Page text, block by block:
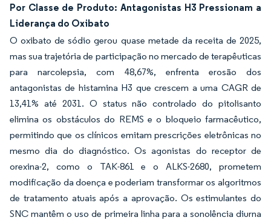
Por Classe de Produto: Antagonistas H3 Pressionam a
Liderança do Oxibato
O oxibato de sódio gerou quase metade da receita de 2025,
mas sua trajetória de participação no mercado de terapêuticas
para narcolepsia, com 48,67%, enfrenta erosão dos
antagonistas de histamina H3 que crescem a uma CAGR de
13,41% até 2031. O status não controlado do pitolisanto
elimina os obstáculos do REMS e o bloqueio farmacêutico,
permitindo que os clínicos emitam prescrições eletrônicas no
mesmo dia do diagnóstico. Os agonistas do receptor de
orexina-2, como o TAK-861 e o ALKS-2680, prometem
modificação da doença e poderiam transformar os algoritmos
de tratamento atuais após a aprovação. Os estimulantes do
SNC mantêm o uso de primeira linha para a sonolência diurna